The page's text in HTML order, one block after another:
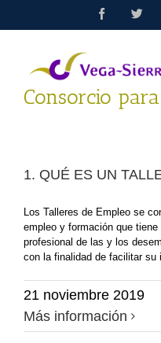
Facebook
Consorcio
1. QUÉ ES UN
Los Talleres de Empleo se
empleo y formación que
profesional de las y los
con la finalidad de facilitar su
21 noviembre 2019
Más información